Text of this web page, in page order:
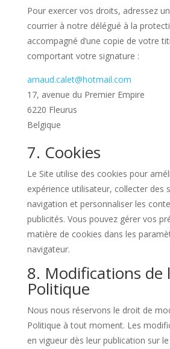
Pour exercer vos droits, adressez
courrier à notre délégué à la
accompagné d’une copie de votre
comportant votre signature :
arnaud.calet@hotmail.com
17, avenue du Premier Empire
6220 Fleurus
Belgique
7. Cookies
Le Site utilise des cookies pour
expérience utilisateur, collecter des
navigation et personnaliser les
publicités. Vous pouvez gérer vos
matière de cookies dans les
navigateur.
8. Modifications de
Politique
Nous nous réservons le droit de
Politique à tout moment. Les
en vigueur dès leur publication sur